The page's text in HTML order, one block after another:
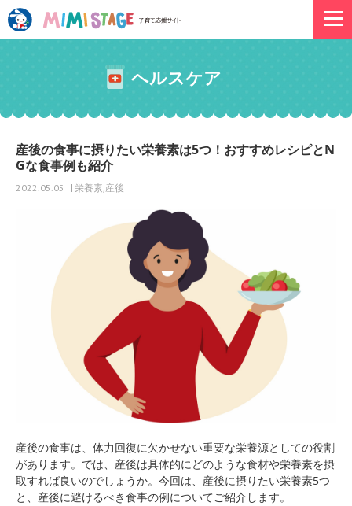
ヘルスケア
産後の食事に摂りたい栄養素は5つ！おすすめレシピとN
Gな食事例も紹介
2022.05.05 栄養素 産後
産後の食事は、体力回復に欠かせない重要な栄養源としての役割
があります。では、産後は具体的にどのような食材や栄養素を摂
取すれば良いのでしょうか。今回は、産後に摂りたい栄養素5つ
と、産後に避けるべき食事の例についてご紹介します。